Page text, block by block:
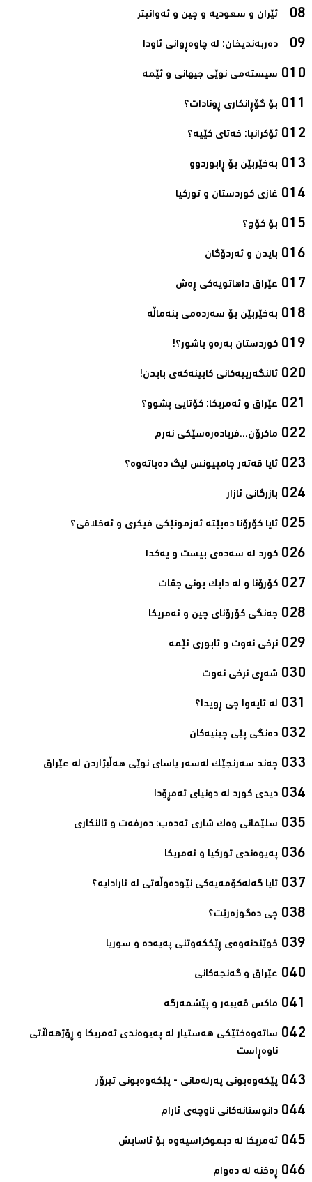
ئێران و سعودیە و چین و ئەوانیتر‌
دەربەندیخان: لە چاوەڕوانی ئاودا‌
سیستەمی نوێی جیهانی و ئێمە‌
بۆ گۆڕانکاری ڕونادات؟‌
ئۆکرانیا: خەتای کێیە؟‌
بەخێربێن بۆ ڕابوردوو‌
غازی کوردستان و تورکیا‌
بۆ کۆچ؟‌
بایدن و ئەردۆگان‌
عێراق داهاتویەکی ڕەش‌
بەخێربێن بۆ سەردەمی بنەماڵە‌
کوردستان بەرەو باشور؟!‌
ئالنگەرییەکانی کابینەکەی بایدن!‌
عێراق و ئەمریکا: کۆتایی پشوو؟‌
ماکرۆن...فریادەرەسێکی نەرم‌
ئایا قەتەر چامپیونس لیگ دەباتەوە؟‌
بازرگانی ئازار‌
ئایا کۆرۆنا دەبێتە ئەزمونێکی فیکری و ئەخلاقی؟‌
کورد لە سەدەی بیست و یەکدا‌
کۆرۆنا و لە دایک بونی جڤات‌
جەنگی کۆرۆنای چین و ئەمریکا‌
نرخی نەوت و ئابوری ئێمە‌
شەڕی نرخی نەوت‌
لە ئایەوا چی ڕویدا؟‌
دەنگی پێی چینیەکان‌
چەند سەرنجێک لەسەر یاسای نوێی هەڵبژاردن لە عێراق‌
دیدی کورد لە دونیای ئەمڕۆدا‌
سلێمانی وەک شاری ئەدەب: دەرفەت و ئالنکاری‌
پەیوەندی تورکیا و ئەمریکا‌
ئایا گەلەکۆمەیەکی نێودەوڵەتی لە ئارادایە؟‌
چی دەگوزەرێت؟‌
خوێندنەوەی ڕێککەوتنی پەیەدە و سوریا‌
عێراق و گەنجەکانی‌
ماکس ڤەیبەر و پێشمەرگە‌
ساتەوەختێکی هەستیار لە پەیوەندی ئەمریکا و ڕۆژهەڵاتی
ناوەڕاست‌
پێکەوەبونی پەرلەمانی - پێکەوەبونی تیرۆر‌
دانوستانەکانی ناوچەی ئارام‌
ئەمریکا لە دیموکراسیەوە بۆ ئاسایش‌
ڕەخنە لە دەوام‌